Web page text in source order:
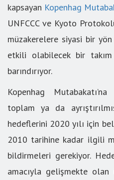
kapsayan Kopenhag
UNFCCC ve Kyoto
müzakerelere siyasi bir
etkili olabilecek bir
barındırıyor.
Kopenhag
toplam ya da
hedeflerini 2020 yılı için
2010 tarihine kadar ilgili
bildirmeleri gerekiyor.
amacıyla gelişmekte olan